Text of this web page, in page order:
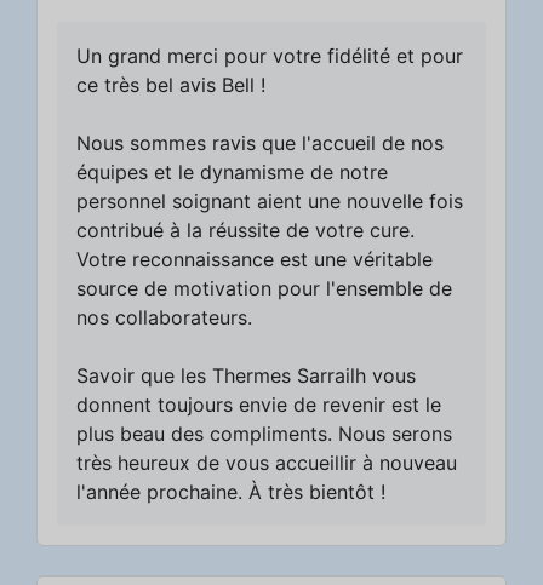
Un grand merci pour votre fidélité et pour
ce très bel avis Bell !
Nous sommes ravis que l'accueil de nos
équipes et le dynamisme de notre
personnel soignant aient une nouvelle fois
contribué à la réussite de votre cure.
Votre reconnaissance est une véritable
source de motivation pour l'ensemble de
nos collaborateurs.
Savoir que les Thermes Sarrailh vous
donnent toujours envie de revenir est le
plus beau des compliments. Nous serons
très heureux de vous accueillir à nouveau
l'année prochaine. À très bientôt !